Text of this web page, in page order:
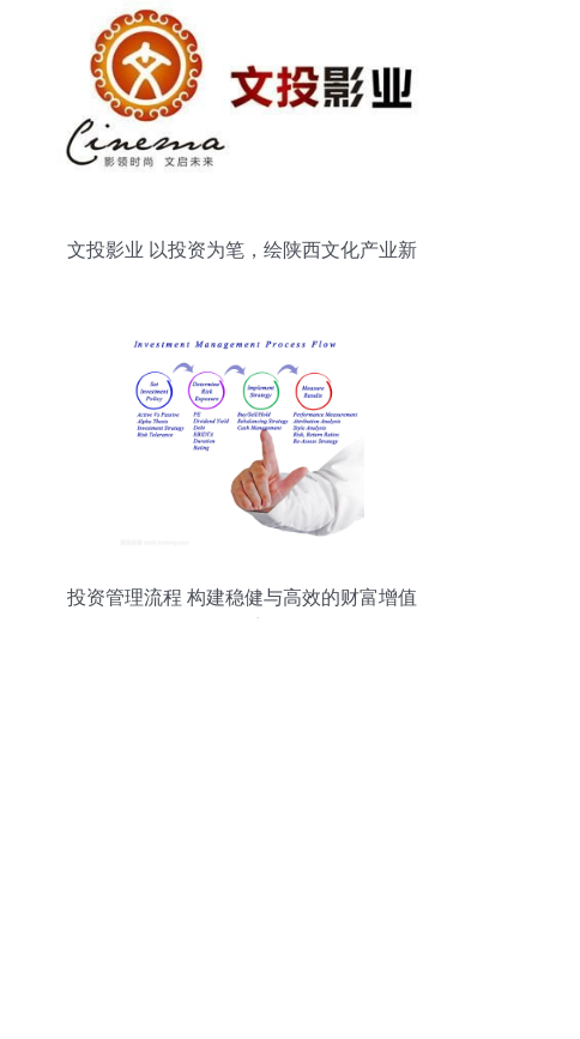
文投影业 以投资为笔，绘陕西文化产业新
投资管理流程 构建稳健与高效的财富增值